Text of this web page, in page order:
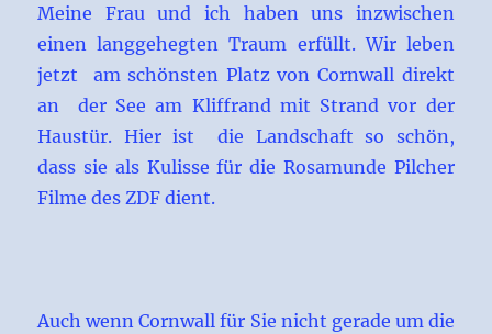
Meine Frau und ich haben uns inzwischen
einen langgehegten Traum erfüllt. Wir leben
jetzt am schönsten Platz von Cornwall direkt
an der See am Kliffrand mit Strand vor der
Haustür. Hier ist die Landschaft so schön,
dass sie als Kulisse für die Rosamunde Pilcher
Filme des ZDF dient.
Auch wenn Cornwall für Sie nicht gerade um die